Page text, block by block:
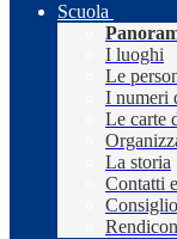
Scuola
I luoghi
Le
I numeri
Le carte
La storia
Contatti